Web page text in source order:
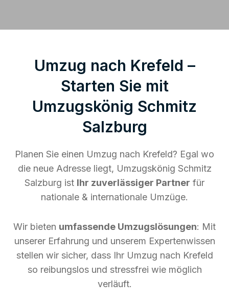
Umzug nach Krefeld –
Starten Sie mit
Umzugskönig Schmitz
Salzburg
Planen Sie einen Umzug nach Krefeld? Egal wo
die neue Adresse liegt, Umzugskönig Schmitz
Salzburg ist Ihr zuverlässiger Partner für
nationale & internationale Umzüge.
Wir bieten umfassende Umzugslösungen: Mit
unserer Erfahrung und unserem Expertenwissen
stellen wir sicher, dass Ihr Umzug nach Krefeld
so reibungslos und stressfrei wie möglich
verläuft.